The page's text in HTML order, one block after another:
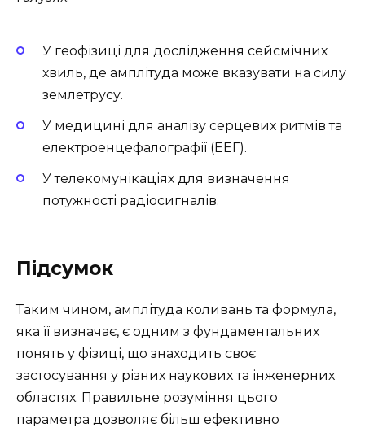
У геофізиці для дослідження сейсмічних
хвиль, де амплітуда може вказувати на силу
землетрусу.
У медицині для аналізу серцевих ритмів та
електроенцефалографії (ЕЕГ).
У телекомунікаціях для визначення
потужності радіосигналів.
Підсумок
Таким чином, амплітуда коливань та формула,
яка її визначає, є одним з фундаментальних
понять у фізиці, що знаходить своє
застосування у різних наукових та інженерних
областях. Правильне розуміння цього
параметра дозволяє більш ефективно